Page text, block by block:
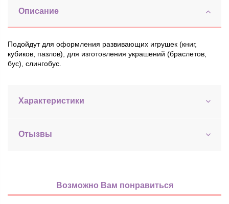
Описание
Подойдут для оформления развивающих игрушек (книг,
кубиков, пазлов), для изготовления украшений (браслетов,
бус), слингобус.
Характеристики
Отызвы
Возможно Вам понравиться